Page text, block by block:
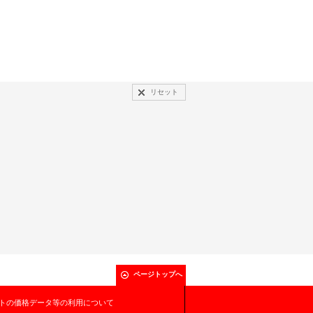
リセット
ページトップへ
の価格データ等の利用について